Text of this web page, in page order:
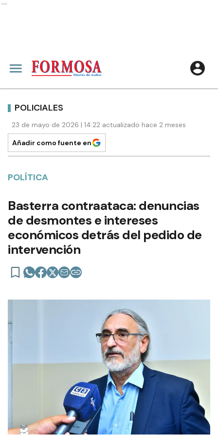
Ads
POLICIALES
23 de mayo de 2026 | 14:22 actualizado hace 2 meses
Añadir como fuente en
POLÍTICA
Basterra contraataca: denuncias
de desmontes e intereses
económicos detrás del pedido de
intervención